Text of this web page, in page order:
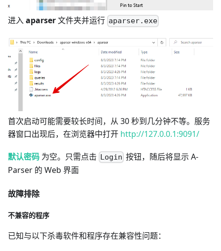
进入aparser文件夹并运行 aparser.exe
首次启动可能需要较长时间，从 30 秒到几分钟不等。服务
器窗口出现后，在浏览器中打开 http://127.0.0.1:9091/
默认密码 为空。只需点击 Login 按钮，随后将显示 A-
Parser 的 Web 界面
故障排除
不兼容的程序
已知与以下杀毒软件和程序存在兼容性问题：